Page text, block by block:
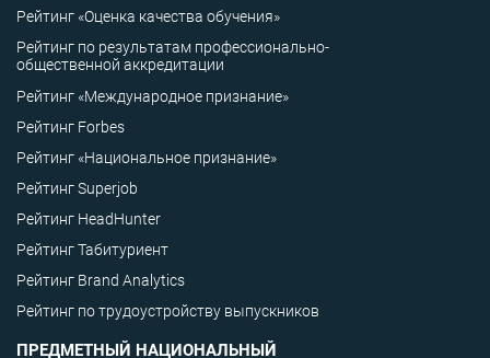
Рейтинг «Оценка качества обучения»
Рейтинг по результатам профессионально-
общественной аккредитации
Рейтинг «Международное признание»
Рейтинг Forbes
Рейтинг «Национальное признание»
Рейтинг Superjob
Рейтинг HeadHunter
Рейтинг Табитуриент
Рейтинг Brand Analytics
Рейтинг по трудоустройству выпускников
ПРЕДМЕТНЫЙ НАЦИОНАЛЬНЫЙ